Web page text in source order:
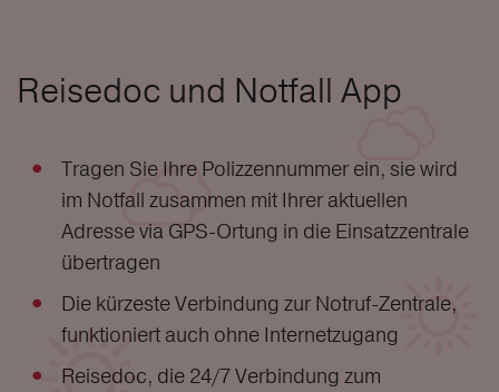
Reisedoc und Notfall App
Tragen Sie Ihre Polizzennummer ein, sie wird
im Notfall zusammen mit Ihrer aktuellen
Adresse via GPS-Ortung in die Einsatzzentrale
übertragen
Die kürzeste Verbindung zur Notruf-Zentrale,
funktioniert auch ohne Internetzugang
Reisedoc, die 24/7 Verbindung zum